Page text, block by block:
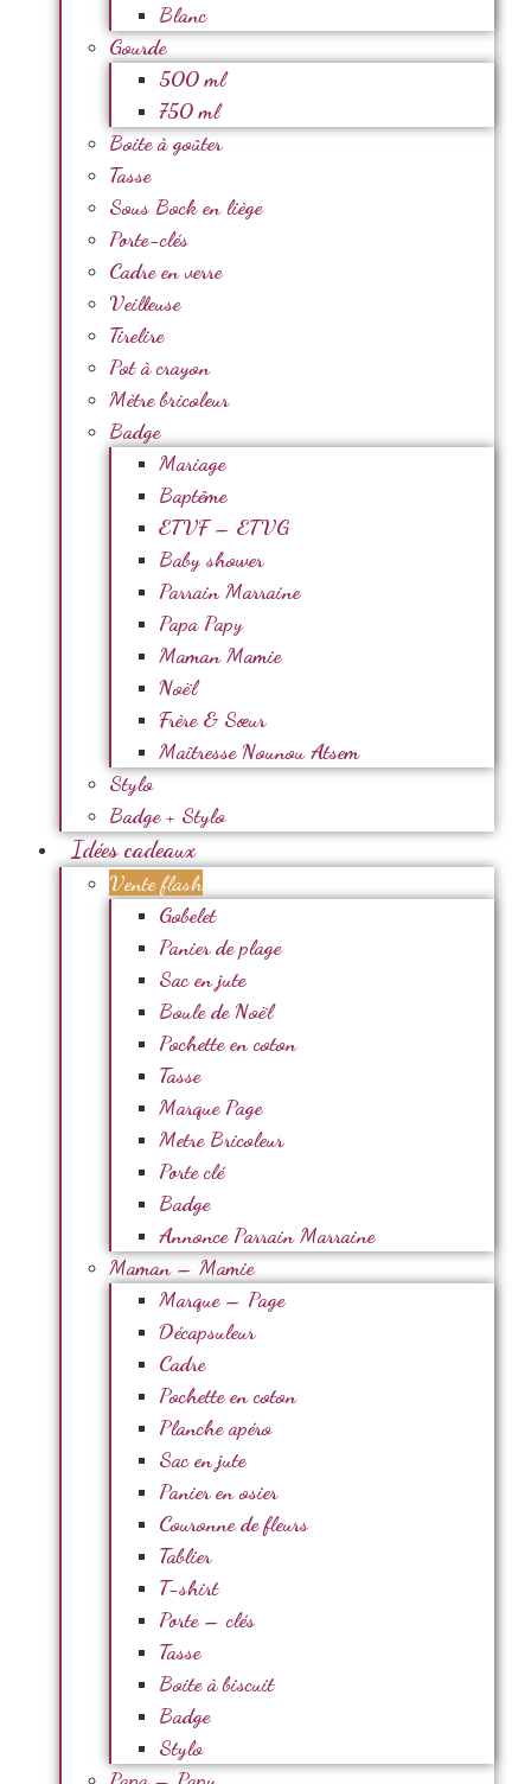
Blanc
Gourde
500 ml
750 ml
Boite à goûter
Tasse
Sous Bock en liège
Porte-clés
Cadre en verre
Veilleuse
Tirelire
Pot à crayon
Mètre bricoleur
Badge
Mariage
Baptême
ETVF – ETVG
Baby shower
Parrain Marraine
Papa Papy
Maman Mamie
Noël
Frère & Sœur
Maîtresse Nounou Atsem
Stylo
Badge + Stylo
Idées cadeaux
Vente flash
Gobelet
Panier de plage
Sac en jute
Boule de Noël
Pochette en coton
Tasse
Marque Page
Metre Bricoleur
Porte clé
Badge
Annonce Parrain Marraine
Maman – Mamie
Marque – Page
Décapsuleur
Cadre
Pochette en coton
Planche apéro
Sac en jute
Panier en osier
Couronne de fleurs
Tablier
T-shirt
Porte – clés
Tasse
Boite à biscuit
Badge
Stylo